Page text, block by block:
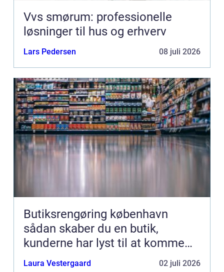
Vvs smørum: professionelle
løsninger til hus og erhverv
Lars Pedersen 08 juli 2026
Butiksrengøring københavn
sådan skaber du en butik,
kunderne har lyst til at komme
tilbage til
Laura Vestergaard 02 juli 2026